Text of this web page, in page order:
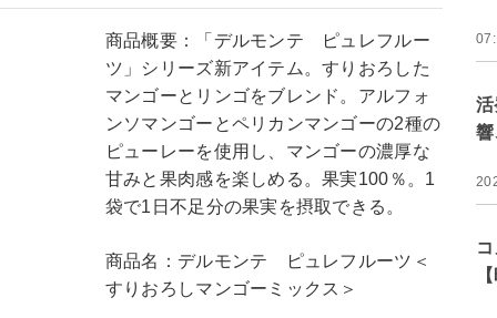
商品概要：「デルモンテ ピュレフルー
ツ」シリーズ新アイテム。すりおろした
マンゴーとリンゴをブレンド。アルフォ
ンソマンゴーとペリカンマンゴーの2種の
ピューレーを使用し、マンゴーの濃厚な
甘みと果肉感を楽しめる。果実100％。1
袋で1日不足分の果実を摂取できる。
商品名：デルモンテ ピュレフルーツ＜
すりおろしマンゴーミックス＞